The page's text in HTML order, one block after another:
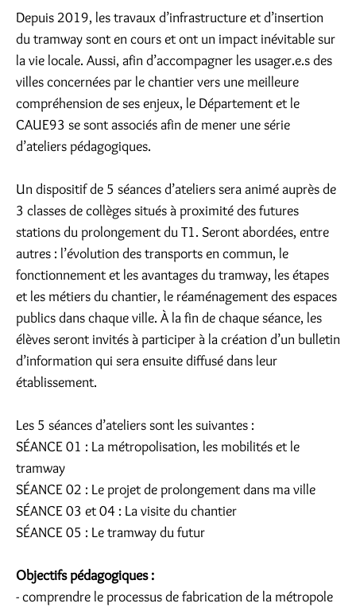
Depuis 2019, les travaux d’infrastructure et d’insertion
du tramway sont en cours et ont un impact inévitable sur
la vie locale. Aussi, afin d’accompagner les usager.e.s des
villes concernées par le chantier vers une meilleure
compréhension de ses enjeux, le Département et le
CAUE93 se sont associés afin de mener une série
d’ateliers pédagogiques.
Un dispositif de 5 séances d’ateliers sera animé auprès de
3 classes de collèges situés à proximité des futures
stations du prolongement du T1. Seront abordées, entre
autres : l’évolution des transports en commun, le
fonctionnement et les avantages du tramway, les étapes
et les métiers du chantier, le réaménagement des espaces
publics dans chaque ville. À la fin de chaque séance, les
élèves seront invités à participer à la création d’un bulletin
d’information qui sera ensuite diffusé dans leur
établissement.
Les 5 séances d’ateliers sont les suivantes :
SÉANCE 01 : La métropolisation, les mobilités et le
tramway
SÉANCE 02 : Le projet de prolongement dans ma ville
SÉANCE 03 et 04 : La visite du chantier
SÉANCE 05 : Le tramway du futur
Objectifs pédagogiques :
- comprendre le processus de fabrication de la métropole